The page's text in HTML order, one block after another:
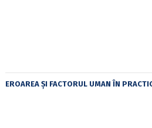
EROAREA ȘI FACTORUL UMAN ÎN